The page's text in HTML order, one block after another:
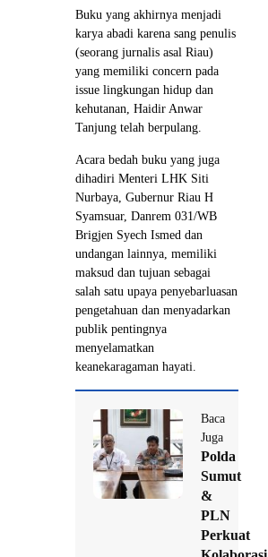
Buku yang akhirnya menjadi
karya abadi karena sang penulis
(seorang jurnalis asal Riau)
yang memiliki concern pada
issue lingkungan hidup dan
kehutanan, Haidir Anwar
Tanjung telah berpulang.
Acara bedah buku yang juga
dihadiri Menteri LHK Siti
Nurbaya, Gubernur Riau H
Syamsuar, Danrem 031/WB
Brigjen Syech Ismed dan
undangan lainnya, memiliki
maksud dan tujuan sebagai
salah satu upaya penyebarluasan
pengetahuan dan menyadarkan
publik pentingnya
menyelamatkan
keanekaragaman hayati.
Baca
Juga
Polda
Sumut
&
PLN
Perkuat